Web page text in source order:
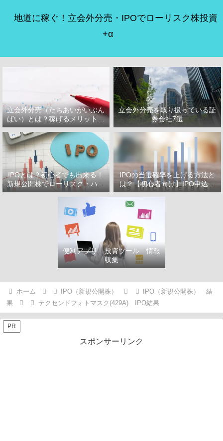
地道に稼ぐ！立会外分売・IPOでローリスク株投資
+α
立会外分売（たちあいがいぶん
ばい）とは？稼げるメリット・
デメリット
立会外分売を取り扱っている証
券会社7選
IPOとは？初心者でも出来る！
新規公開株でローリスク・ハイ
リターン投資をはじめよう！
IPOの当選確率を上げる方法と
は？【初心者向け】IPO申込で
選ぶべき証券会社
便利アプリ 投資ツール 情報
収集
ホーム IPO（新規公開株）
IPO（新規公開株） 結
果
テクセンドフォトマスク(429A) IPO結果
PR
スポンサーリンク